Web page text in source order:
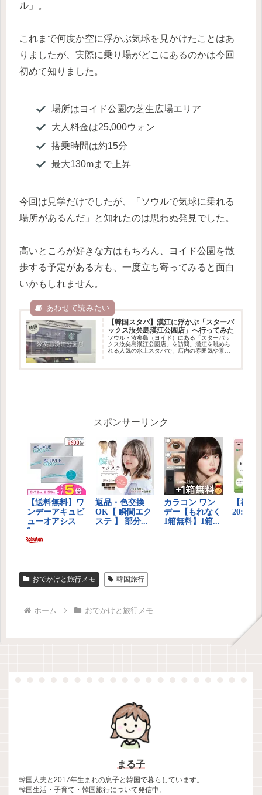
ル」。
これまで何度か空に浮かぶ気球を見かけたことはあ
りましたが、実際に乗り場がどこにあるのかは今回
初めて知りました。
場所はヨイド公園の芝生広場エリア
大人料金は25,000ウォン
搭乗時間は約15分
最大130mまで上昇
今回は見学だけでしたが、「ソウルで気球に乗れる
場所があるんだ」と知れたのは思わぬ発見でした。
高いところが好きな方はもちろん、ヨイド公園を散
歩する予定がある方も、一度立ち寄ってみると面白
いかもしれません。
【韓国スタバ】漢江に浮かぶ「スターバ
ックス汝矣島漢江公園店」へ行ってみた
ソウル・汝矣島（ヨイド）にある「スターバッ
クス汝矣島漢江公園店」を訪問。漢江を眺めら
れる人気の水上スタバで、店内の雰囲気や景
スポンサーリンク
おでかけと旅行メモ 韓国旅行
ホーム おでかけと旅行メモ
まる子
韓国人夫と2017年生まれの息子と韓国で暮らしています。
韓国生活・子育て・韓国旅行について発信中。